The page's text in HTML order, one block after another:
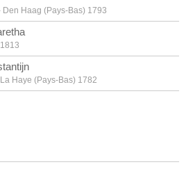
Haag (Pays-Bas) 1793
Haye (Pays-Bas) 1782